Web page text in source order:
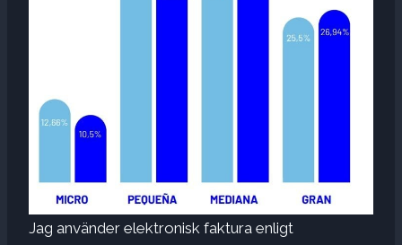
Jag använder elektronisk faktura enligt